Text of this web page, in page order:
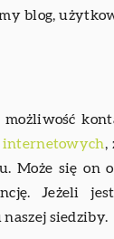
blog,
,
Może się on
Jeżeli
siedziby.